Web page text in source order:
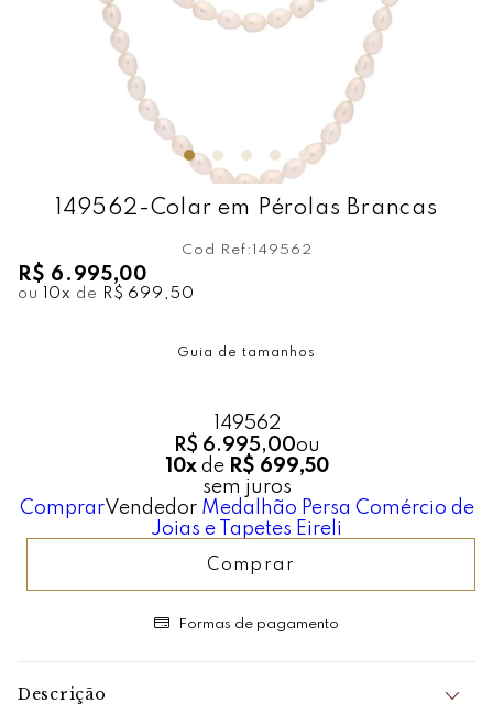
149562-Colar em Pérolas Brancas
Cod Ref: 149562
R$ 6.995,00
ou 10x de R$ 699,50
Guia de tamanhos
149562
R$ 6.995,00ou
10xde R$ 699,50
sem juros
ComprarVendedor Medalhão Persa Comércio de
Joias e Tapetes Eireli
Comprar
Formas de pagamento
Descrição